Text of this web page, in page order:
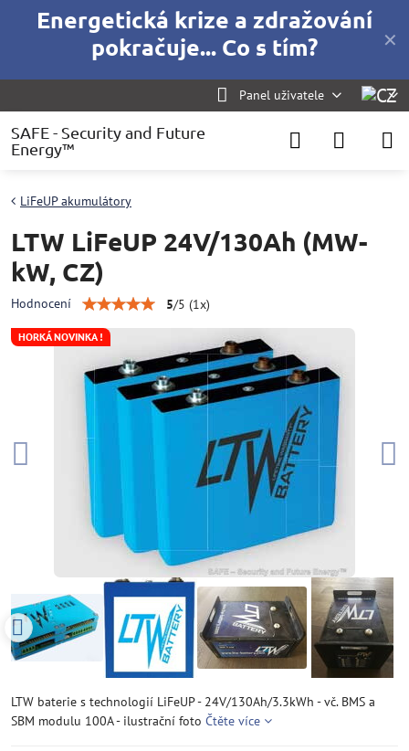
✕
Energetická krize a zdražování
pokračuje... Co s tím?
Panel uživatele
SAFE - Security and Future
Energy™
HORKÁ NOVINKA !
LiFeUP akumulátory
LTW LiFeUP 24V/130Ah (MW-
kW, CZ)
Hodnocení 5/5 (1x)
LTW baterie s technologií LiFeUP - 24V/130Ah/3.3kWh - vč. BMS a
SBM modulu 100A - ilustrační foto Čtěte více